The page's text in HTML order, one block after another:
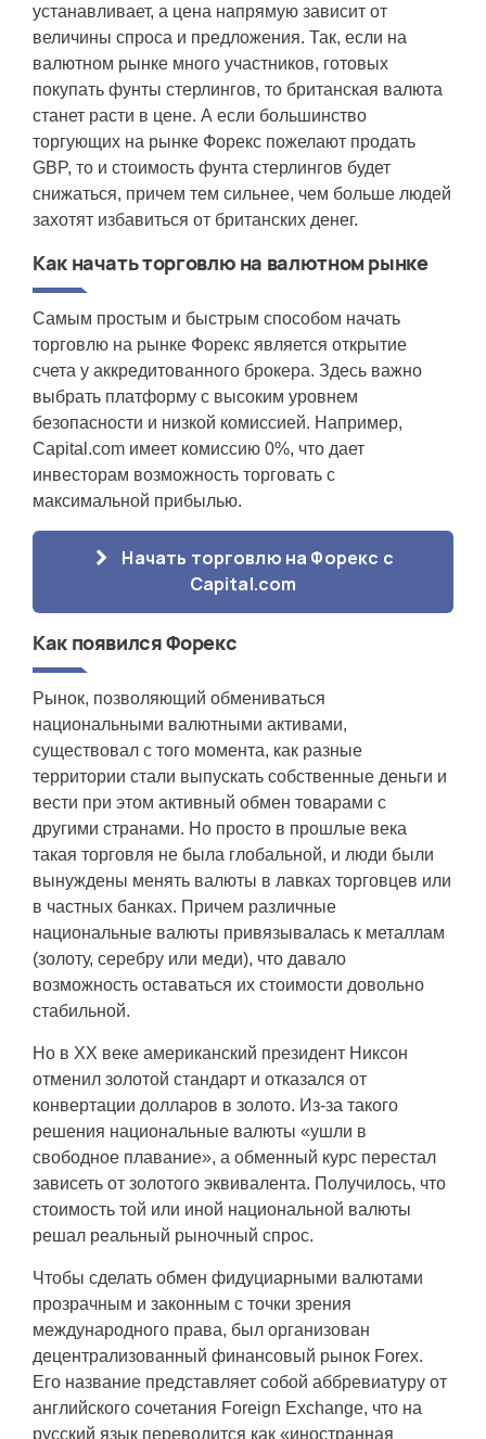
устанавливает, а цена напрямую зависит от
величины спроса и предложения. Так, если на
валютном рынке много участников, готовых
покупать фунты стерлингов, то британская валюта
станет расти в цене. А если большинство
торгующих на рынке Форекс пожелают продать
GBP, то и стоимость фунта стерлингов будет
снижаться, причем тем сильнее, чем больше людей
захотят избавиться от британских денег.
Как начать торговлю на валютном рынке
Самым простым и быстрым способом начать
торговлю на рынке Форекс является открытие
счета у аккредитованного брокера. Здесь важно
выбрать платформу с высоким уровнем
безопасности и низкой комиссией. Например,
Capital.com имеет комиссию 0%, что дает
инвесторам возможность торговать с
максимальной прибылью.
Начать торговлю на Форекс с
Capital.com
Как появился Форекс
Рынок, позволяющий обмениваться
национальными валютными активами,
существовал с того момента, как разные
территории стали выпускать собственные деньги и
вести при этом активный обмен товарами с
другими странами. Но просто в прошлые века
такая торговля не была глобальной, и люди были
вынуждены менять валюты в лавках торговцев или
в частных банках. Причем различные
национальные валюты привязывалась к металлам
(золоту, серебру или меди), что давало
возможность оставаться их стоимости довольно
стабильной.
Но в XX веке американский президент Никсон
отменил золотой стандарт и отказался от
конвертации долларов в золото. Из-за такого
решения национальные валюты «ушли в
свободное плавание», а обменный курс перестал
зависеть от золотого эквивалента. Получилось, что
стоимость той или иной национальной валюты
решал реальный рыночный спрос.
Чтобы сделать обмен фидуциарными валютами
прозрачным и законным с точки зрения
международного права, был организован
децентрализованный финансовый рынок Forex.
Его название представляет собой аббревиатуру от
английского сочетания Foreign Exchange, что на
русский язык переводится как «иностранная